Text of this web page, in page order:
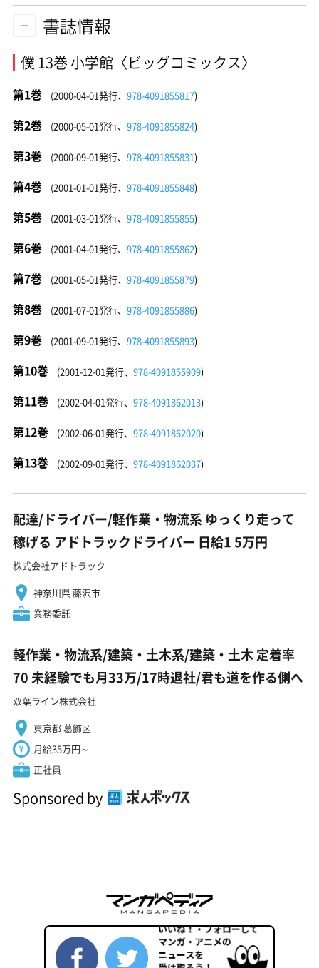
書誌情報
僕 13巻 小学館〈ビッグコミックス〉
第1巻 (2000-04-01発行、 978-4091855817)
第2巻 (2000-05-01発行、 978-4091855824)
第3巻 (2000-09-01発行、 978-4091855831)
第4巻 (2001-01-01発行、 978-4091855848)
第5巻 (2001-03-01発行、 978-4091855855)
第6巻 (2001-04-01発行、 978-4091855862)
第7巻 (2001-05-01発行、 978-4091855879)
第8巻 (2001-07-01発行、 978-4091855886)
第9巻 (2001-09-01発行、 978-4091855893)
第10巻 (2001-12-01発行、 978-4091855909)
第11巻 (2002-04-01発行、 978-4091862013)
第12巻 (2002-06-01発行、 978-4091862020)
第13巻 (2002-09-01発行、 978-4091862037)
配達/ドライバー/軽作業・物流系 ゆっくり走って
稼げる アドトラックドライバー 日給1 5万円
株式会社アドトラック
神奈川県 藤沢市
業務委託
軽作業・物流系/建築・土木系/建築・土木 定着率
70 未経験でも月33万/17時退社/君も道を作る側へ
双葉ライン株式会社
東京都 葛飾区
月給35万円～
正社員
Sponsored by